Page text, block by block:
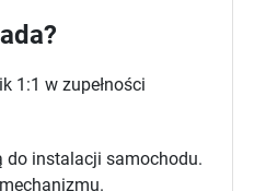
1:1 w zupełności
do instalacji samochodu.